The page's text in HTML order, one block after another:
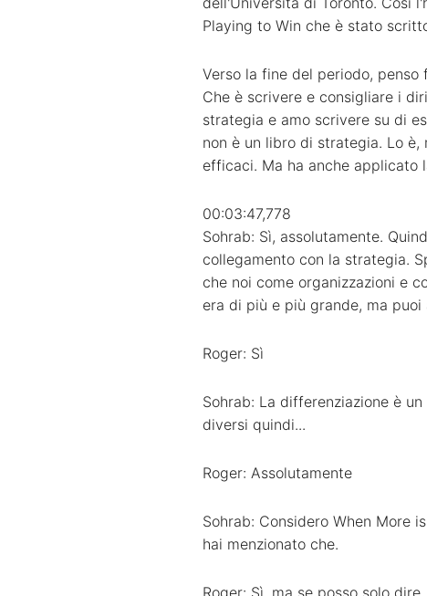
Playing to Win che è stato
Verso la fine del periodo,
Che è scrivere e consigliare i
strategia e amo scrivere su di
non è un libro di strategia. Lo
efficaci. Ma ha anche applicato
00:03:47,778
Sohrab: Sì, assolutamente.
collegamento con la strategia.
che noi come organizzazioni e
era di più e più grande, ma
Roger: Sì
Sohrab: La differenziazione è
diversi quindi...
Roger: Assolutamente
Sohrab: Considero When More
hai menzionato che.
Roger: Sì, ma se posso solo